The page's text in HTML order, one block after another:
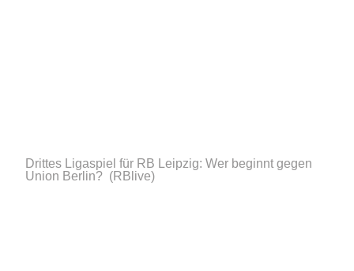
Drittes Ligaspiel für RB Leipzig: Wer beginnt gegen
Union Berlin? (RBlive)